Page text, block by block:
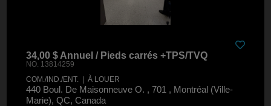
34,00 $ Annuel / Pieds carrés +TPS/TVQ
NO. 13814259
COM./IND./ENT. | À LOUER
440 Boul. De Maisonneuve O. , 701 , Montréal (Ville-
Marie), QC, Canada